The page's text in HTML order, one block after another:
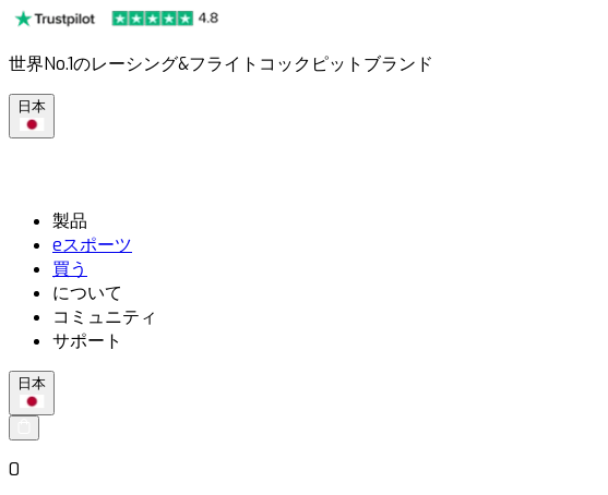
世界No.1のレーシング&フライトコックピットブランド
日本
製品
eスポーツ
買う
について
コミュニティ
サポート
日本
0